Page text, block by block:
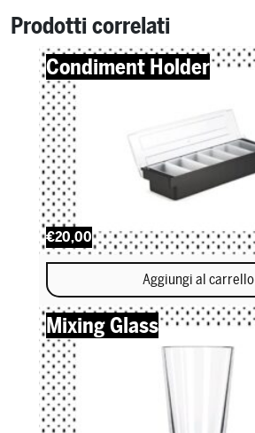
Prodotti correlati
Condiment Holder
€20,00
Aggiungi al carrello
Mixing Glass